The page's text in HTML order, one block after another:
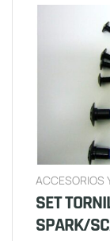
ACCESORIOS
SET
SPARK/